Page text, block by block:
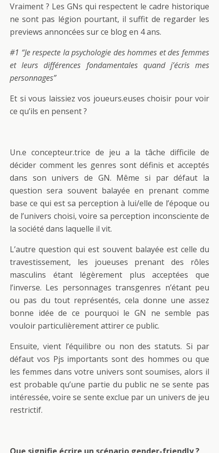
Vraiment ? Les GNs qui respectent le cadre historique
ne sont pas légion pourtant, il suffit de regarder les
previews annoncées sur ce blog en 4 ans.
#1 “Je respecte la psychologie des hommes et des femmes
et leurs différences fondamentales quand j’écris mes
personnages”
Et si vous laissiez vos joueurs.euses choisir pour voir
ce qu’ils en pensent ?
Un.e concepteur.trice de jeu a la tâche difficile de
décider comment les genres sont définis et acceptés
dans son univers de GN. Même si par défaut la
question sera souvent balayée en prenant comme
base ce qui est sa perception à lui/elle de l’époque ou
de l’univers choisi, voire sa perception inconsciente de
la société dans laquelle il vit.
L’autre question qui est souvent balayée est celle du
travestissement, les joueuses prenant des rôles
masculins étant légèrement plus acceptées que
l’inverse. Les personnages transgenres n’étant peu
ou pas du tout représentés, cela donne une assez
bonne idée de ce pourquoi le GN ne semble pas
vouloir particulièrement attirer ce public.
Ensuite, vient l’équilibre ou non des statuts. Si par
défaut vos Pjs importants sont des hommes ou que
les femmes dans votre univers sont soumises, alors il
est probable qu’une partie du public ne se sente pas
intéressée, voire se sente exclue par un univers de jeu
restrictif.